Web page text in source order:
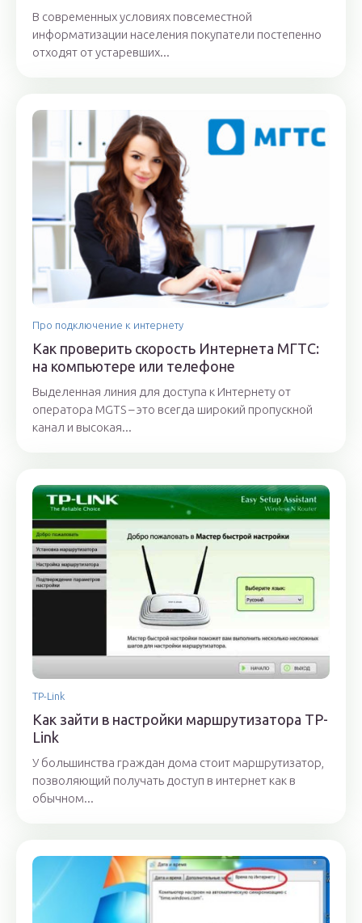
В современных условиях повсеместной
информатизации населения покупатели постепенно
отходят от устаревших...
Про подключение к интернету
Как проверить скорость Интернета МГТС:
на компьютере или телефоне
Выделенная линия для доступа к Интернету от
оператора MGTS – это всегда широкий пропускной
канал и высокая...
TP-Link
Как зайти в настройки маршрутизатора TP-
Link
У большинства граждан дома стоит маршрутизатор,
позволяющий получать доступ в интернет как в
обычном...